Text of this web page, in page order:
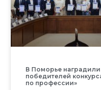
В Поморье наградили
победителей
по профессии»